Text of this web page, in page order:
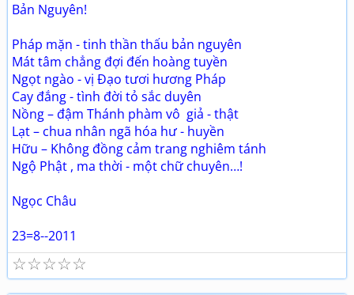
Bản Nguyên!
Pháp mặn - tinh thần thấu bản nguyên
Mát tâm chẳng đợi đến hoàng tuyền
Ngọt ngào - vị Đạo tươi hương Pháp
Cay đắng - tình đời tỏ sắc duyên
Nồng – đậm Thánh phàm vô giả - thật
Lạt – chua nhân ngã hóa hư - huyền
Hữu – Không đồng cảm trang nghiêm tánh
Ngộ Phật , ma thời - một chữ chuyên…!
Ngọc Châu
23=8--2011
☆
☆
☆
☆
☆